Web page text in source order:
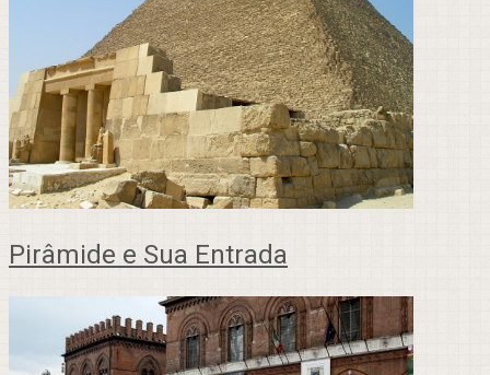
Pirâmide e Sua Entrada